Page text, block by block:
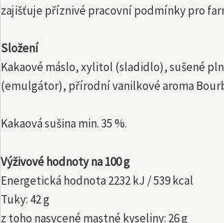
zajišťuje příznivé pracovní podmínky pro
Složení
Kakaové máslo, xylitol (sladidlo), sušené
(emulgátor), přírodní vanilkové aroma
Kakaová sušina min. 35 %.
Výživové hodnoty na 100 g
Energetická hodnota 2232 kJ / 539 kcal
Tuky: 42 g
z toho nasycené mastné kyseliny: 26 g